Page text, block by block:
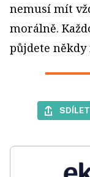
nemusí mít
morálně.
půjdete někdy
SDÍLET